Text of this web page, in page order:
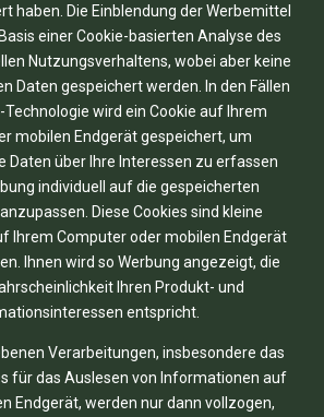
haben. Die Einblendung der Werbemittel
einer Cookie-basierten Analyse des
Nutzungsverhaltens, wobei aber keine
Daten gespeichert werden. In den Fällen
wird ein Cookie auf Ihrem
mobilen Endgerät gespeichert, um
Daten über Ihre Interessen zu erfassen
individuell auf die gespeicherten
Diese Cookies sind kleine
Ihrem Computer oder mobilen Endgerät
Ihnen wird so Werbung angezeigt, die
Ihren Produkt- und
entspricht.
Verarbeitungen, insbesondere das
für das Auslesen von Informationen auf
Endgerät, werden nur dann vollzogen,